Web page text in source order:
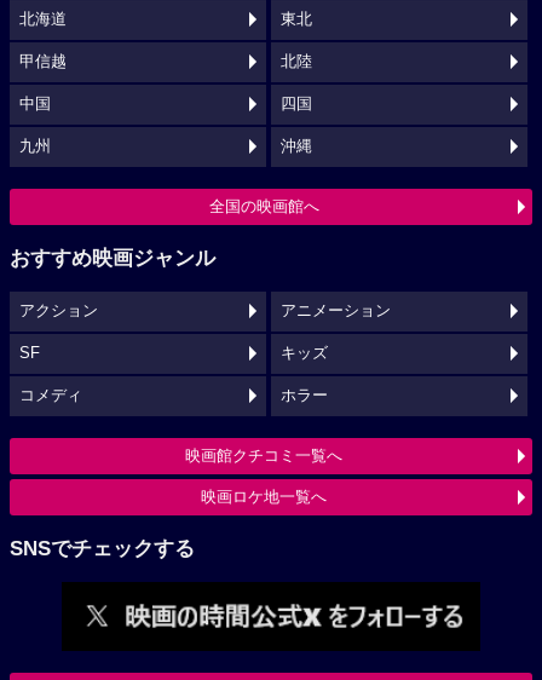
北海道 東北
甲信越 北陸
中国 四国
九州 沖縄
全国の映画館へ
おすすめ映画ジャンル
アクション アニメーション
SF キッズ
コメディ ホラー
映画館クチコミ一覧へ
映画ロケ地一覧へ
SNSでチェックする